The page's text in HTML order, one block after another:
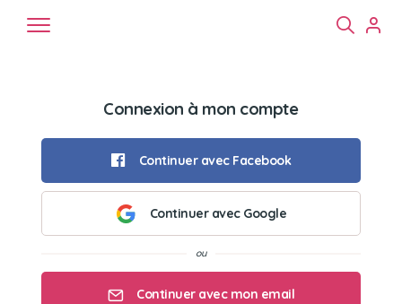
Chats
Connexion à mon compte
Continuer avec Facebook
Continuer avec Google
Continuer avec mon email